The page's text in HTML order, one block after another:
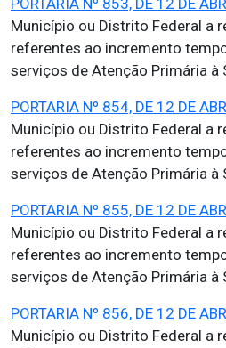
PORTARIA Nº 853, DE 12 DE
Município ou Distrito Federal a
referentes ao incremento
serviços de Atenção Primária à
PORTARIA Nº 854, DE 12 DE
Município ou Distrito Federal a
referentes ao incremento
serviços de Atenção Primária à
PORTARIA Nº 855, DE 12 DE
Município ou Distrito Federal a
referentes ao incremento
serviços de Atenção Primária à
PORTARIA Nº 856, DE 12 DE
Município ou Distrito Federal a